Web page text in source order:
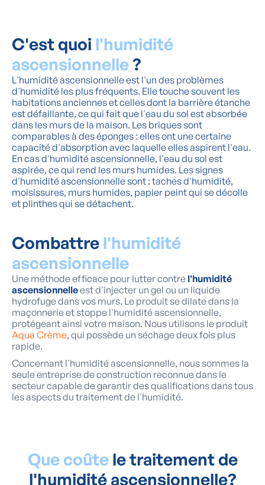
C'est quoi l'humidité
ascensionnelle?
L'humidité ascensionnelle est l'un des problèmes
d'humidité les plus fréquents. Elle touche souvent les
habitations anciennes et celles dont la barrière étanche
est défaillante, ce qui fait que l'eau du sol est absorbée
dans les murs de la maison. Les briques sont
comparables à des éponges : elles ont une certaine
capacité d'absorption avec laquelle elles aspirent l'eau.
En cas d'humidité ascensionnelle, l'eau du sol est
aspirée, ce qui rend les murs humides. Les signes
d'humidité ascensionnelle sont : taches d'humidité,
moisissures, murs humides, papier peint qui se décolle
et plinthes qui se détachent.
Combattre l'humidité
ascensionnelle
Une méthode efficace pour lutter contre l'humidité
ascensionnelleest d'injecter un gel ou un liquide
hydrofuge dans vos murs. Le produit se dilate dans la
maçonnerie et stoppe l'humidité ascensionnelle,
protégeant ainsi votre maison. Nous utilisons le produit
Aqua Crème, qui possède un séchage deux fois plus
rapide.
Concernant l'humidité ascensionnelle, nous sommes la
seule entreprise de construction reconnue dans le
secteur capable de garantir des qualifications dans tous
les aspects du traitement de l'humidité.
Que coûte le traitement de
l'humidité ascensionnelle?